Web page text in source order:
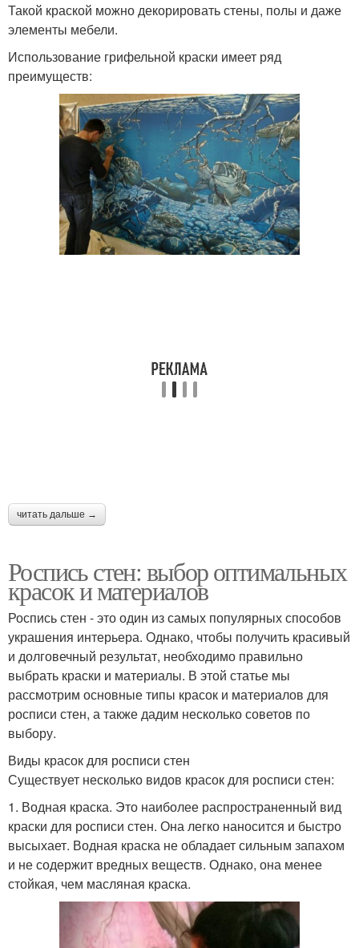
Латексные краски Краски для стен
Краска для стен
Такой краской можно декорировать стены, полы и даже
элементы мебели.
Использование грифельной краски имеет ряд
преимуществ:
читать дальше →
Роспись стен: выбор оптимальных
красок и материалов
Роспись стен - это один из самых популярных способов
украшения интерьера. Однако, чтобы получить красивый
и долговечный результат, необходимо правильно
выбрать краски и материалы. В этой статье мы
рассмотрим основные типы красок и материалов для
росписи стен, а также дадим несколько советов по
выбору.
Виды красок для росписи стен
Существует несколько видов красок для росписи стен:
1. Водная краска. Это наиболее распространенный вид
краски для росписи стен. Она легко наносится и быстро
высыхает. Водная краска не обладает сильным запахом
и не содержит вредных веществ. Однако, она менее
стойкая, чем масляная краска.